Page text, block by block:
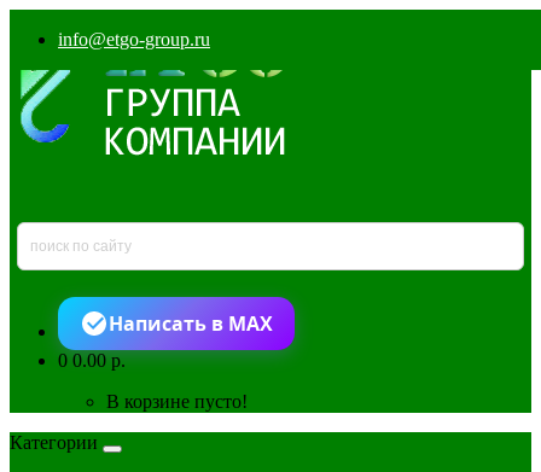
info@etgo-group.ru
Написать в MAX
00.00 р.
В корзине пусто!
Категории